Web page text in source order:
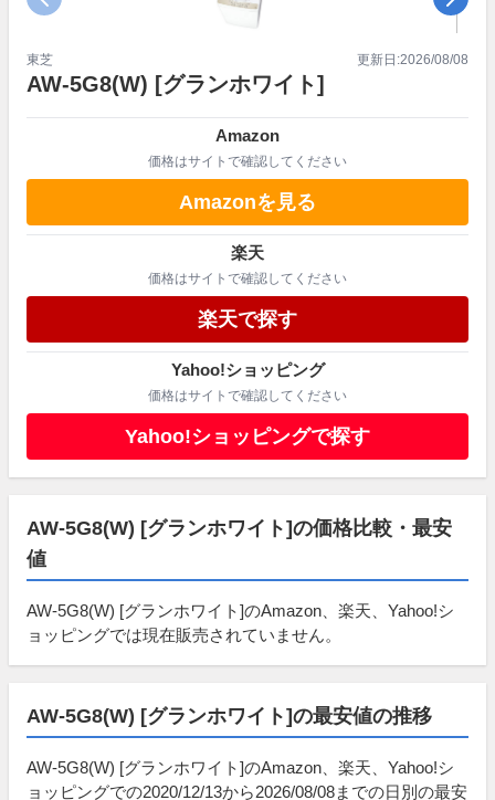
東芝
AW-5G8(W) [グランホワイト]
更新日:2026/08/08
Amazon
価格はサイトで確認してください
Amazonを見る
楽天
価格はサイトで確認してください
楽天で探す
Yahoo!ショッピング
価格はサイトで確認してください
Yahoo!ショッピングで探す
AW-5G8(W) [グランホワイト]の価格比較・最安
値
AW-5G8(W) [グランホワイト]のAmazon、楽天、Yahoo!シ
ョッピングでは現在販売されていません。
AW-5G8(W) [グランホワイト]の最安値の推移
AW-5G8(W) [グランホワイト]のAmazon、楽天、Yahoo!シ
ョッピングでの2020/12/13から2026/08/08までの日別の最安